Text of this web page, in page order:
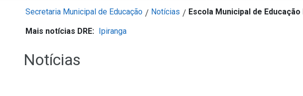
Secretaria Municipal de Educação / Notícias / Escola Municipal de
Mais notícias DRE: Ipiranga
Notícias